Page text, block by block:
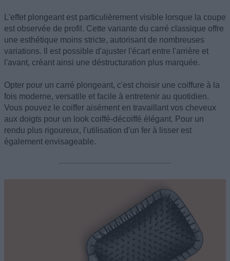
L'effet plongeant est particulièrement visible lorsque la coupe
est observée de profil. Cette variante du carré classique offre
une esthétique moins stricte, autorisant de nombreuses
variations. Il est possible d'ajuster l'écart entre l'arrière et
l'avant, créant ainsi une déstructuration plus marquée.
Opter pour un carré plongeant, c'est choisir une coiffure à la
fois moderne, versatile et facile à entretenir au quotidien.
Vous pouvez le coiffer aisément en travaillant vos cheveux
aux doigts pour un look coiffé-décoiffé élégant. Pour un
rendu plus rigoureux, l'utilisation d'un fer à lisser est
également envisageable.